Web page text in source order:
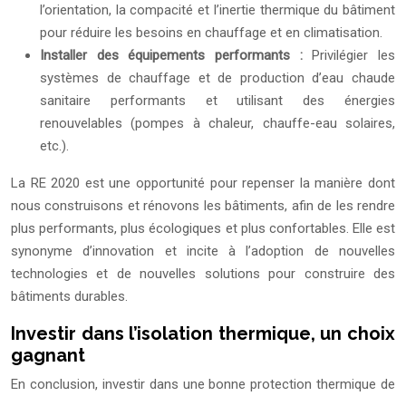
l’orientation, la compacité et l’inertie thermique du bâtiment
pour réduire les besoins en chauffage et en climatisation.
Installer des équipements performants :Privilégier les
systèmes de chauffage et de production d’eau chaude
sanitaire performants et utilisant des énergies
renouvelables (pompes à chaleur, chauffe-eau solaires,
etc.).
La RE 2020 est une opportunité pour repenser la manière dont
nous construisons et rénovons les bâtiments, afin de les rendre
plus performants, plus écologiques et plus confortables. Elle est
synonyme d’innovation et incite à l’adoption de nouvelles
technologies et de nouvelles solutions pour construire des
bâtiments durables.
Investir dans l’isolation thermique, un choix
gagnant
En conclusion, investir dans une bonne protection thermique de